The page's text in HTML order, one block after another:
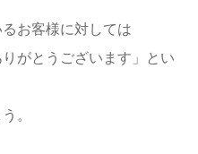
お客様に対しては
がとうございます」とい
。